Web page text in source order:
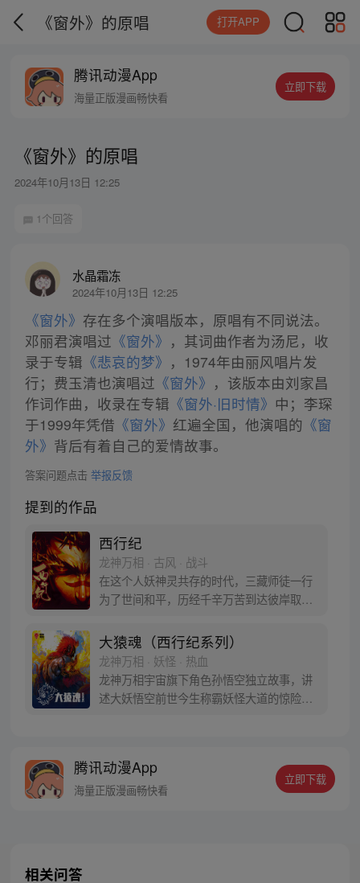
《窗外》的原唱 打开APP
腾讯动漫App
海量正版漫画畅快看
立即下载
《窗外》的原唱
2024年10月13日 12:25
1个回答
水晶霜冻
2024年10月13日 12:25
《窗外》 存在多个演唱版本，原唱有不同说法。
邓丽君演唱过 《窗外》 ，其词曲作者为汤尼，收
录于专辑 《悲哀的梦》 ，1974年由丽风唱片发
行；费玉清也演唱过 《窗外》 ，该版本由刘家昌
作词作曲，收录在专辑 《窗外·旧时情》 中；李琛
于1999年凭借 《窗外》 红遍全国，他演唱的 《窗
外》 背后有着自己的爱情故事。
答案问题点击 举报反馈
提到的作品
西行纪
龙神万相 · 古风 · 战斗
在这个人妖神灵共存的时代，三藏师徒一行
为了世间和平，历经千辛万苦到达彼岸取
变得美好….随着阴谋慢慢揭露，暗魂四起,
为了让“永恒之火”重新归位，小狼妖白狼不
辞万难，找到唐三藏大法师，和他一起重新
寻回徒弟们，组成全新“西行小队”，再度踏
上西行之旅……
大猿魂（西行纪系列）
龙神万相 · 妖怪 · 热血
龙神万相宇宙旗下角色孙悟空独立故事，讲
述大妖悟空前世今生称霸妖怪大道的惊险历
人…六十年后，他再次破石而出，背负着守
护族人的希望和信念打败了妖怪大道的霸
腾讯动漫App
海量正版漫画畅快看
立即下载
相关问答